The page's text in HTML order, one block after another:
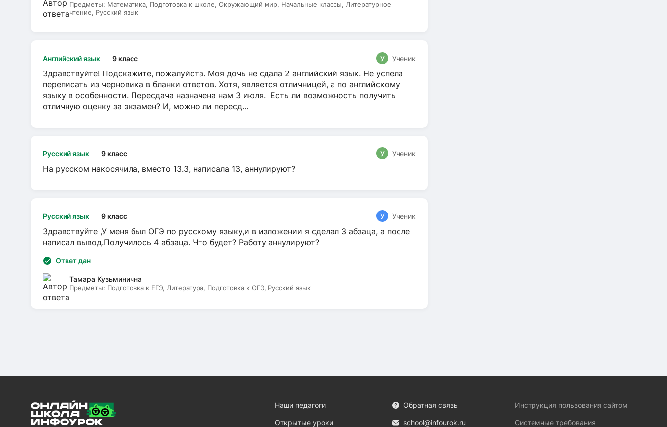
Предметы: Математика, Подготовка к школе, Окружающий мир, Начальные классы, Литературное
чтение, Русский язык
Английский язык 9 класс У Ученик
Здравствуйте! Подскажите, пожалуйста. Моя дочь не сдала 2 английский язык. Не успела
переписать из черновика в бланки ответов. Хотя, является отличницей, а по английскому
языку в особенности. Пересдача назначена нам 3 июля. Есть ли возможность получить
отличную оценку за экзамен? И, можно ли пересд...
Русский язык 9 класс У Ученик
На русском накосячила, вместо 13.3, написала 13, аннулируют?
Русский язык 9 класс У Ученик
Здравствуйте ,У меня был ОГЭ по русскому языку,и в изложении я сделал 3 абзаца, а после
написал вывод.Получилось 4 абзаца. Что будет? Работу аннулируют?
Ответ дан
Тамара Кузьминична
Предметы: Подготовка к ЕГЭ, Литература, Подготовка к ОГЭ, Русский язык
Наши педагоги
Открытые уроки
Обратная связь
school@infourok.ru
Инструкция пользования сайтом
Системные требования